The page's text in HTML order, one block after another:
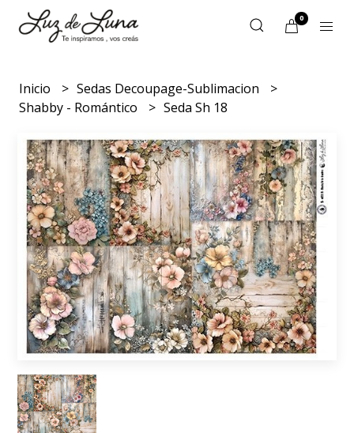
0
Inicio
Sedas Decoupage-Sublimacion
Shabby - Romántico
Seda Sh 18